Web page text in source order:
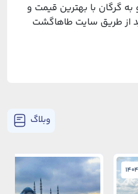
به گرگان با بهترین قیمت و
می‌توانید از طریق سایت طاهاگشت
وبلاگ